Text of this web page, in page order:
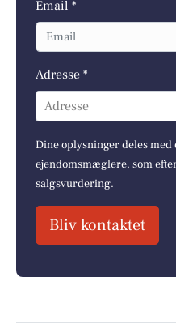
Email *
Adresse *
Adresse
Dine oplysninger deles med
ejendomsmæglere, som
salgsvurdering.
Bliv kontaktet